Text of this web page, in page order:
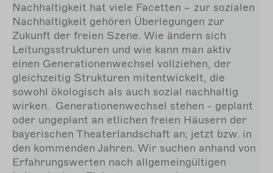
Nachhaltigkeit hat viele Facetten – zur sozialen
Nachhaltigkeit gehören Überlegungen zur
Zukunft der freien Szene. Wie ändern sich
Leitungsstrukturen und wie kann man aktiv
einen Generationenwechsel vollziehen, der
gleichzeitig Strukturen mitentwickelt, die
sowohl ökologisch als auch sozial nachhaltig
wirken. Generationenwechsel stehen - geplant
oder ungeplant an etlichen freien Häusern der
bayerischen Theaterlandschaft an; jetzt bzw. in
den kommenden Jahren. Wir suchen anhand von
Erfahrungswerten nach allgemeingültigen